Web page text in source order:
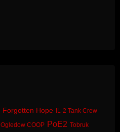
Forgotten Hope
IL-2 Tank Crew
Ogledow COOP PoE2 Tobruk